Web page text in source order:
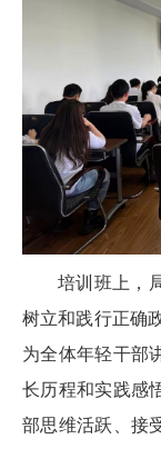
培训班上，
树立和践行正确
为全体年轻干部
长历程和实践感
部思维活跃、接